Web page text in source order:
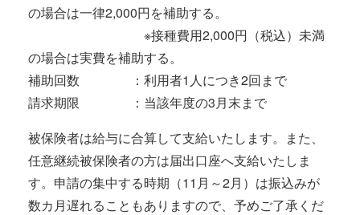
の場合は一律2,000円を補助する。
※接種費用2,000円（税込）未満
の場合は実費を補助する。
補助回数 ：利用者1人につき2回まで
請求期限 ：当該年度の3月末まで
被保険者は給与に合算して支給いたします。また、
任意継続被保険者の方は届出口座へ支給いたしま
す。申請の集中する時期（11月～2月）は振込みが
数カ月遅れることもありますので、予めご了承くだ